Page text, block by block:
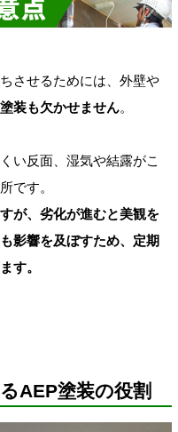
させるためには、外壁や
装も欠かせません。
い反面、湿気や結露がこ
です。
が、劣化が進むと美観を
影響を及ぼすため、定期
す。
AEP塗装の役割